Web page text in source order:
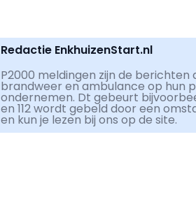
Redactie EnkhuizenStart.nl
P2000 meldingen zijn de
brandweer en ambulance op hun
ondernemen. Dt gebeurt
en 112 wordt gebeld door een
en kun je lezen bij ons op de site.